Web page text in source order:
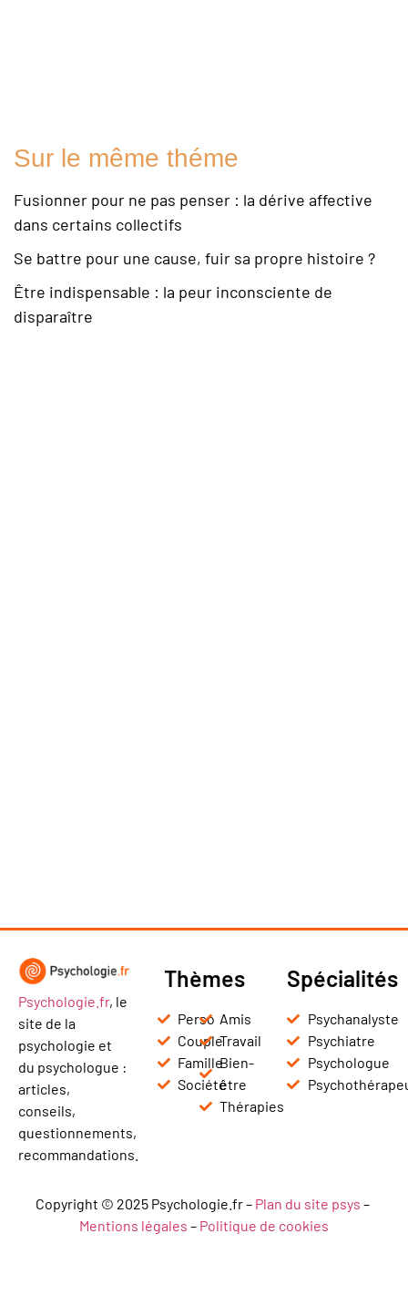
Sur le même théme
Fusionner pour ne pas penser : la dérive affective
dans certains collectifs
Se battre pour une cause, fuir sa propre histoire ?
Être indispensable : la peur inconsciente de
disparaître
Psychologie.fr, le
site de la
psychologie et
du psychologue :
articles,
conseils,
questionnements,
recommandations.
Thèmes
Perso
Couple
Famille
Société
Amis
Travail
Bien-
être
Thérapies
Spécialités
Psychanalyste
Psychiatre
Psychologue
Copyright © 2025 Psychologie.fr – Plan du site psys –
Mentions légales – Politique de cookies